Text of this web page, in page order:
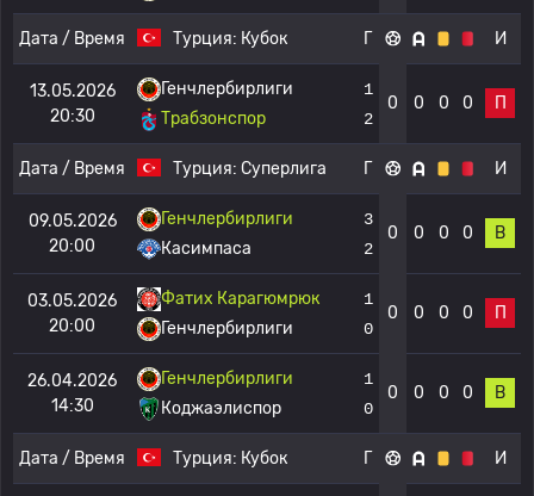
Дата / Время Турция: Кубок Г И
13.05.2026
20:30
Генчлербирлиги
Трабзонспор
1
2
0 0 0 0 П
Дата / Время Турция: Суперлига Г И
09.05.2026
20:00
Генчлербирлиги
Касимпаса
3
2
0 0 0 0 В
03.05.2026
20:00
Фатих Карагюмрюк
Генчлербирлиги
1
0
0 0 0 0 П
26.04.2026
14:30
Генчлербирлиги
Коджаэлиспор
1
0
0 0 0 0 В
Дата / Время Турция: Кубок Г И